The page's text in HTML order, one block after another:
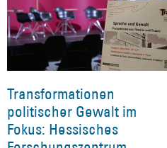
Transformationen
politischer Gewalt im
Fokus: Hessisches